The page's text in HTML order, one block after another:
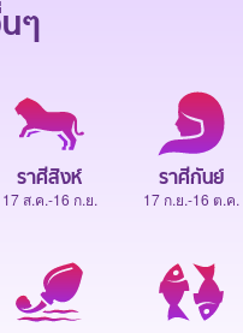
ๆ
ราศีสิงห์
17 ส.ค.-16 ก.ย.
ราศีกันย์
17 ก.ย.-16 ต.ค.